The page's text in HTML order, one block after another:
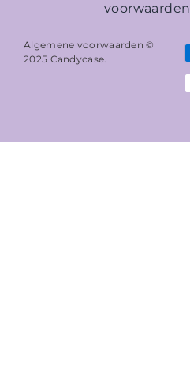
voorwaarden
Algemene voorwaarden ©
2025 Candycase